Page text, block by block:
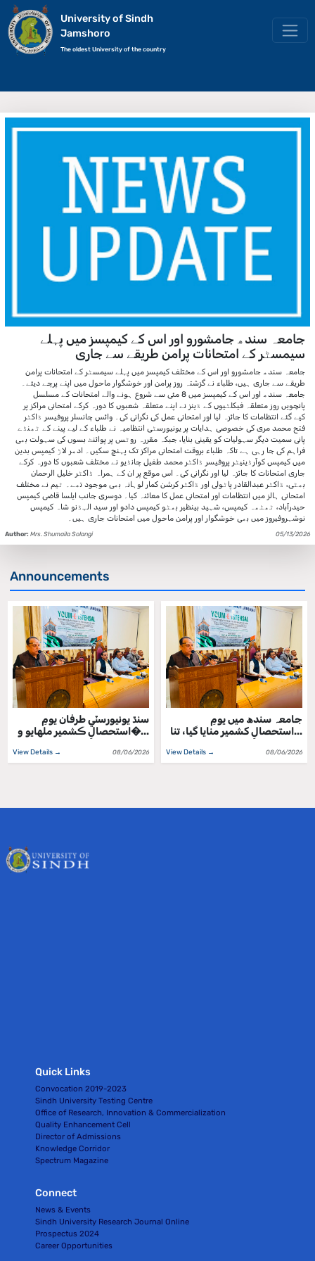
University of Sindh
Jamshoro
The oldest University of the country
جامعہ سندھ جامشورو اور اس کے کیمپسز میں پہلے
سیمسٹر کے امتحانات پرامن طریقے سے جاری
طریقے سے جاری ہیں، طلباء نے گزشتہ روز پرامن اور خوشگوار ماحول میں اپنے پرچے دیئے۔
جامعہ سندھ اور اس کے کیمپسز میں 8 مئی سے شروع ہونے والے امتحانات کے مسلسل
پانچویں روز متعلقہ فیکلٹیوں کے ڈینز نے اپنے متعلقہ شعبوں کا دورہ کرکے امتحانی مراکز پر
کیے گئے انتظامات کا جائزہ لیا اور امتحانی عمل کی نگرانی کی۔ وائس چانسلر پروفیسر ڈاکٹر
فتح محمد مری کی خصوصی ہدایات پر یونیورسٹی انتظامیہ نے طلباء کے لیے پینے کے ٹھنڈے
پانی سمیت دیگر سہولیات کو یقینی بنایا، جبکہ مقررہ روٹس پر پوائنٹ بسوں کی سہولت بھی
فراہم کی جا رہی ہے تاکہ طلباء بروقت امتحانی مراکز تک پہنچ سکیں۔ ادھر لاڑ کیمپس بدین
میں کیمپس کوآرڈینیٹر پروفیسر ڈاکٹر محمد طفیل چانڈیو نے مختلف شعبوں کا دورہ کرکے
جاری امتحانات کا جائزہ لیا اور نگرانی کی۔ اس موقع پر ان کے ہمراہ ڈاکٹر خلیل الرحمان
بھٹی، ڈاکٹر عبدالقادر پاٹولی اور ڈاکٹر کرشن کمار لوہانہ بھی موجود تھے۔ ٹیم نے مختلف
امتحانی ہالز میں انتظامات اور امتحانی عمل کا معائنہ کیا۔ دوسری جانب ایلسا قاضی کیمپس
حیدرآباد، ٹھٹھہ کیمپس، شہید بینظیر بھٹو کیمپس دادو اور سید الہڈنو شاہ کیمپس
نوشہروفیروز میں بھی خوشگوار اور پرامن ماحول میں امتحانات جاری ہیں۔
Author: Mrs. Shumaila Solangi 05/13/2026
Announcements
سنڌ يونيورسٽي طرفان يومِ
استحصالِ ڪشمير ملهايو و�...
View Details → 08/06/2026
جامعہ سندھ میں یومِ
استحصالِ کشمیر منایا گیا، تنا...
View Details → 08/06/2026
Quick Links
Convocation 2019-2023
Sindh University Testing Centre
Office of Research, Innovation & Commercialization
Quality Enhancement Cell
Director of Admissions
Knowledge Corridor
Spectrum Magazine
Connect
News & Events
Sindh University Research Journal Online
Prospectus 2024
Career Opportunities